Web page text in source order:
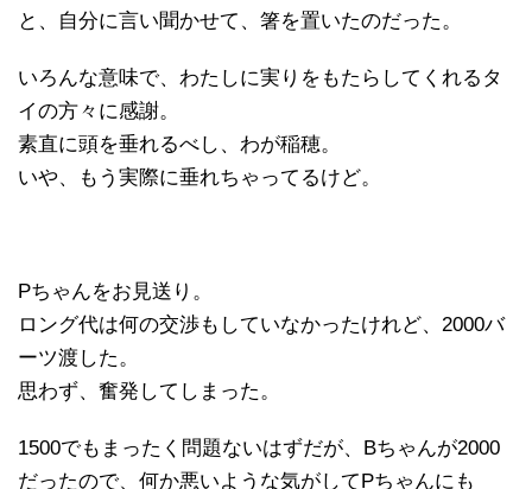
と、自分に言い聞かせて、箸を置いたのだった。
いろんな意味で、わたしに実りをもたらしてくれるタ
イの方々に感謝。
素直に頭を垂れるべし、わが稲穂。
いや、もう実際に垂れちゃってるけど。
Pちゃんをお見送り。
ロング代は何の交渉もしていなかったけれど、2000バ
ーツ渡した。
思わず、奮発してしまった。
1500でもまったく問題ないはずだが、Bちゃんが2000
だったので、何か悪いような気がしてPちゃんにも